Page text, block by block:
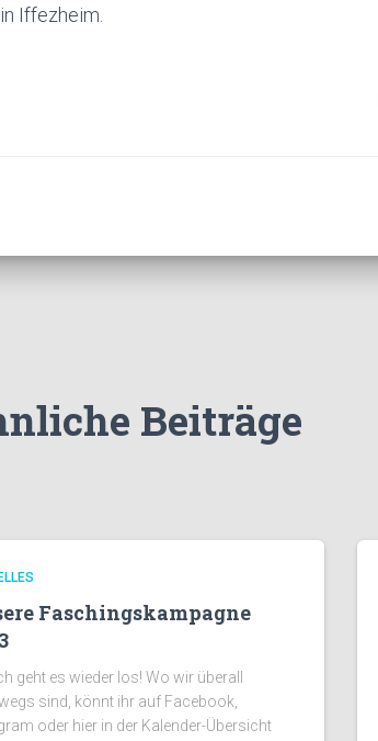
Iffezheim.
Beiträge
Faschingskampagne
geht es wieder los! Wo wir überall
sind, könnt ihr auf Facebook,
oder hier in der Kalender-Übersicht